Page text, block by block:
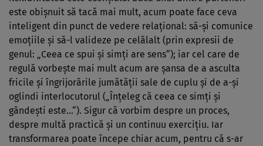
este obişnuit să tacă mai mult, acum poate face ceva
inteligent din punct de vedere relaţional: să-şi comunice
emoţiile şi să-l valideze pe celălalt (prin expresii de
genul: „Ceea ce spui şi simţi are sens“); iar cel care de
regulă vorbeşte mai mult acum are şansa de a asculta
fricile şi îngrijorările jumătăţii sale de cuplu şi de a-şi
oglindi interlocutorul („Înţeleg că ceea ce simţi şi
gândeşti este…“). Sigur că vorbim despre un proces,
despre multă practică şi un continuu exerciţiu. Iar
transformarea poate începe chiar acum, pentru că s-ar